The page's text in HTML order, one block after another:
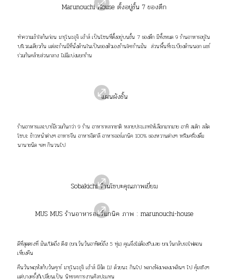
Marunouchi House ตั้งอยู่ชั้น 7 ของตึก
ทำความเข้าใจกันก่อน มารุโนะอุจิ เฮ้าส์ เป็นโซนที่ตั้งอยู่บนชั้น 7 ของตึก มีทั้งหมด 9 ร้านอาหารอยู่ใน
บริเวณเดียวกัน แต่ละร้านมีที่นั่งด้านในเป็นของตัวเองร้านใครร้านมัน ส่วนพื้นที่ระเบียงด้านนอก แชร์
ร่วมกันคล้ายส่วนกลาง ไม่มีแบ่งแยกร้าน
แผนผังชั้น
ร้านอาหารและบาร์มีรวมกันกว่า 9 ร้าน อาหารหลากชาติ หลายประเภทให้เลือกมากมาย อาทิ สเต๊ก สลัด
โซบะ ข้าวหน้าต่างๆ อาหารจีน อาหารอิตาลี อาหารออร์แกนิค 100% ของหวานต่างๆ หรือเครื่องดื่ม
นานาชนิด ฯลฯ กินวนไป
Sobakichi ร้านโซบะคุณภาพเยี่ยม
MUS MUS ร้านอาหารออร์แกนิค ภาพ :marunouchi-house
ดีที่สุดตรงที่ มันเปิดถึง ตี4! (ยกเว้นวันอาทิตย์ถึง 5 ทุ่ม) คุณจึงไม่ต้องรีบเลย ยกเว้นกลับรถไฟตอน
เที่ยงคืน
คืนวันพฤหัสกับวันศุกร์ มารุโนะอุจิ เฮ้าส์ มีจัด DJ ด้วยนะ กินไป พลางฟังเพลงเพลินๆ ไป คุ้มจริงๆ
แต่บางครั้งก็เปลี่ยนเป็น นิทรรศการงานศิลปะแทน